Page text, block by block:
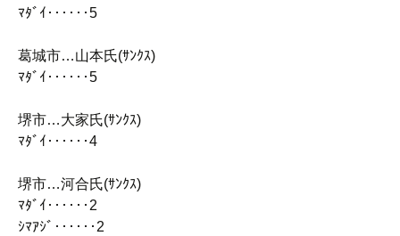
ﾏﾀﾞｲ‥‥‥5
葛城市…山本氏(ｻﾝｸｽ)
ﾏﾀﾞｲ‥‥‥5
堺市…大家氏(ｻﾝｸｽ)
ﾏﾀﾞｲ‥‥‥4
堺市…河合氏(ｻﾝｸｽ)
ﾏﾀﾞｲ‥‥‥2
ｼﾏｱｼﾞ‥‥‥2